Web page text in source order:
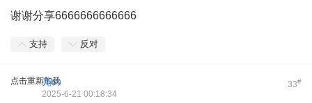
谢谢分享6666666666666
支持 反对
点击重新加载 33#
亮の
2025-6-21 00:18:34